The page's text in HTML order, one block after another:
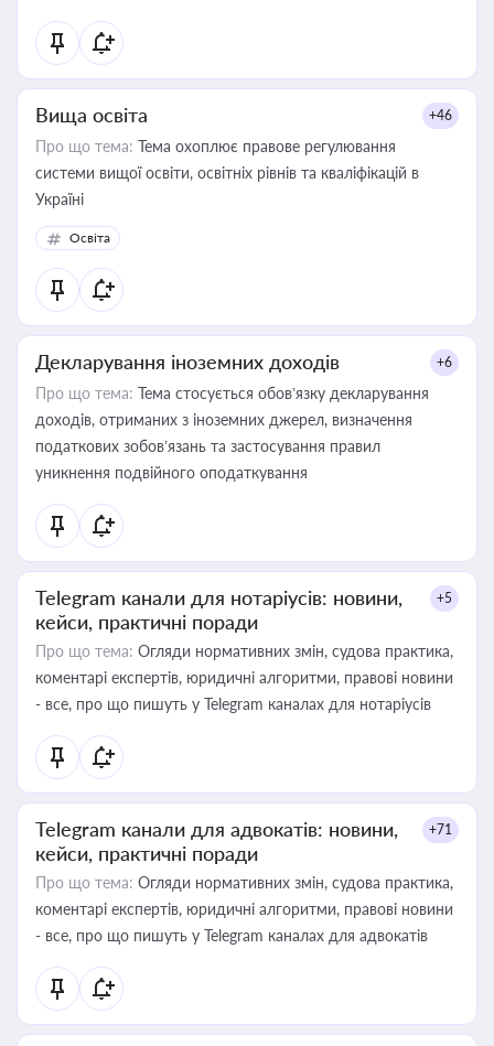
Вища освіта +46
Про що тема: Тема охоплює правове регулювання
системи вищої освіти, освітніх рівнів та кваліфікацій в
Україні
Освіта
Декларування іноземних доходів +6
Про що тема: Тема стосується обов’язку декларування
доходів, отриманих з іноземних джерел, визначення
податкових зобов’язань та застосування правил
уникнення подвійного оподаткування
Telegram канали для нотаріусів: новини,
кейси, практичні поради
+5
Про що тема: Огляди нормативних змін, судова практика,
коментарі експертів, юридичні алгоритми, правові новини
- все, про що пишуть у Telegram каналах для нотаріусів
Telegram канали для адвокатів: новини,
кейси, практичні поради
+71
Про що тема: Огляди нормативних змін, судова практика,
коментарі експертів, юридичні алгоритми, правові новини
- все, про що пишуть у Telegram каналах для адвокатів